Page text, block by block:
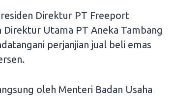
Direktur PT Freeport
Direktur Utama PT Aneka Tambang
perjanjian jual beli emas
oleh Menteri Badan Usaha